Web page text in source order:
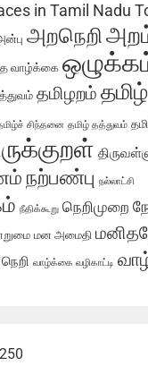
in Tamil Nadu
அறநெறி
வாழ்க்கை
தமிழறம் தமிழ்
சிந்தனை தமிழ் தத்துவம்
நற்பண்பு நல்லாட்சி
நீதிக்கூறு நெறிமுறை
மன அமைதி
வாழ்க்கை வழிகாட்டி